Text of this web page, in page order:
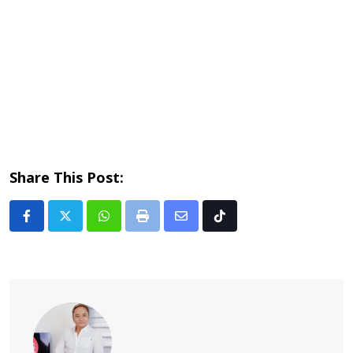
Share This Post:
Whatsapp
Print
Share Tiktok